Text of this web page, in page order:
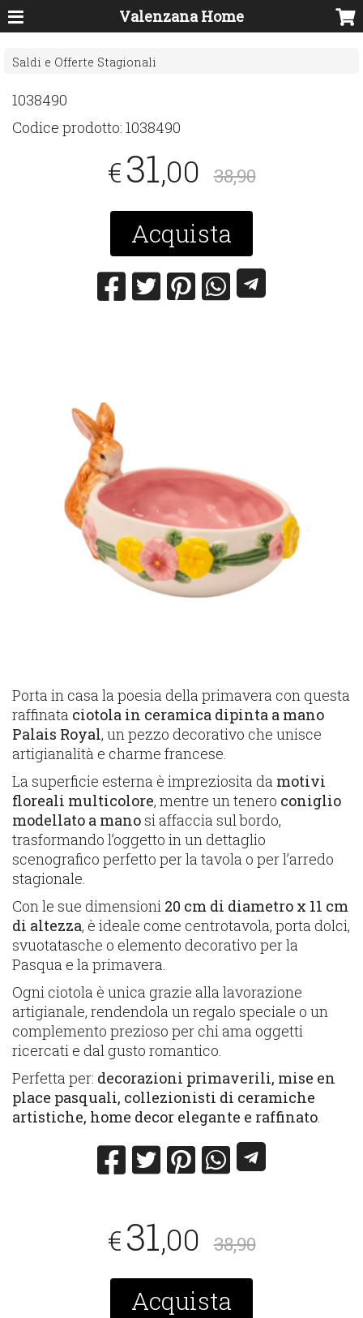
Valenzana Home
Saldi e Offerte Stagionali
1038490
Codice prodotto:1038490
€31,00 38,90
Acquista
Porta in casa la poesia della primavera con questa
raffinata ciotola in ceramica dipinta a mano
Palais Royal, un pezzo decorativo che unisce
artigianalità e charme francese.
La superficie esterna è impreziosita da motivi
floreali multicolore, mentre un tenero coniglio
modellato a manosi affaccia sul bordo,
trasformando l’oggetto in un dettaglio
scenografico perfetto per la tavola o per l’arredo
stagionale.
Con le sue dimensioni 20 cm di diametro x 11 cm
di altezza, è ideale come centrotavola, porta dolci,
svuotatasche o elemento decorativo per la
Pasqua e la primavera.
Ogni ciotola è unica grazie alla lavorazione
artigianale, rendendola un regalo speciale o un
complemento prezioso per chi ama oggetti
ricercati e dal gusto romantico.
Perfetta per: decorazioni primaverili, mise en
place pasquali, collezionisti di ceramiche
artistiche, home decor elegante e raffinato
€31,00 38,90
Acquista